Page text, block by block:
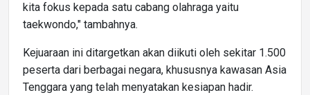
kita fokus kepada satu cabang olahraga yaitu
taekwondo," tambahnya.
Kejuaraan ini ditargetkan akan diikuti oleh sekitar 1.500
peserta dari berbagai negara, khususnya kawasan Asia
Tenggara yang telah menyatakan kesiapan hadir.